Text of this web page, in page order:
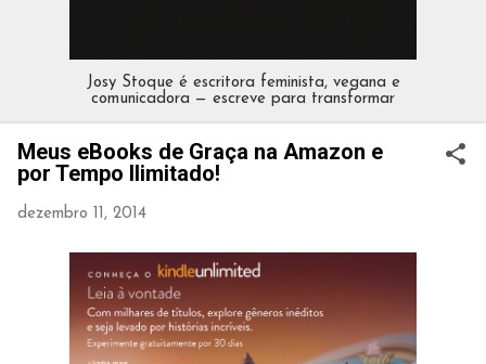
Josy Stoque é escritora feminista, vegana e
comunicadora — escreve para transformar
Meus eBooks de Graça na Amazon e
por Tempo Ilimitado!
dezembro 11, 2014